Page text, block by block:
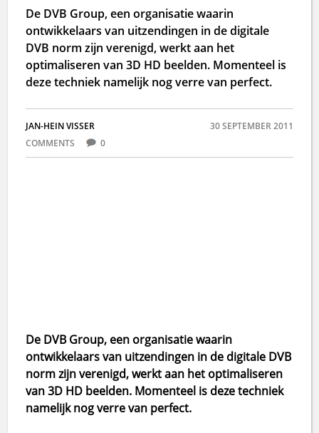
De DVB Group, een organisatie waarin
ontwikkelaars van uitzendingen in de digitale
DVB norm zijn verenigd, werkt aan het
optimaliseren van 3D HD beelden. Momenteel is
deze techniek namelijk nog verre van perfect.
JAN-HEIN VISSER
30 SEPTEMBER 2011
COMMENTS
0
De DVB Group, een organisatie waarin
ontwikkelaars van uitzendingen in de digitale DVB
norm zijn verenigd, werkt aan het optimaliseren
van 3D HD beelden. Momenteel is deze techniek
namelijk nog verre van perfect.